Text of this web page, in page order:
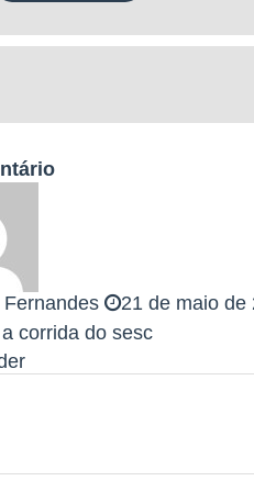
DE KITS
entrega dos kits da corrida
kit poderá ser retirado somente
com foto. É obrigatória a
da retirada de kit.
21 de maio de
corrida do sesc